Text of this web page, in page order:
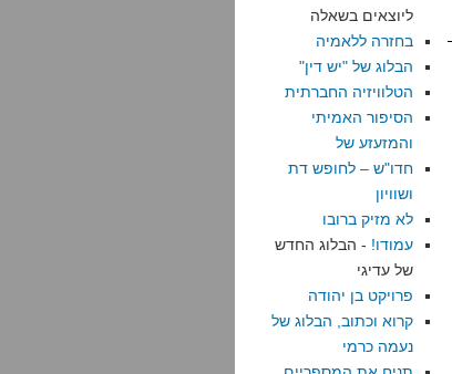
ליוצאים בשאלה
בחזרה ללאמיה
הבלוג של "יש דין"
הטלוויזיה החברתית
הסיפור האמיתי
והמזעזע של
חדו"ש – לחופש דת
ושוויון
לא מזיק ברובו
עמודו! - הבלוג החדש
של עדיגי
פרויקט בן יהודה
קרוא וכתוב, הבלוג של
נעמה כרמי